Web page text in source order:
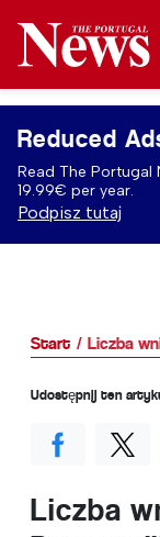
Reduced
Read The
19.99€ per year.
Podpisz tutaj
Start Liczba
Liczba
Udostępnij ten